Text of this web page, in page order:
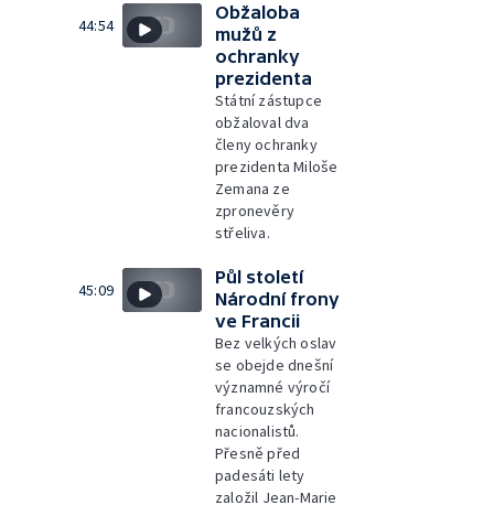
44:54
Obžaloba
mužů z
ochranky
prezidenta
Státní zástupce
obžaloval dva
členy ochranky
prezidenta Miloše
Zemana ze
zpronevěry
střeliva.
45:09
Půl století
Národní frony
ve Francii
Bez velkých oslav
se obejde dnešní
významné výročí
francouzských
nacionalistů.
Přesně před
padesáti lety
založil Jean-Marie